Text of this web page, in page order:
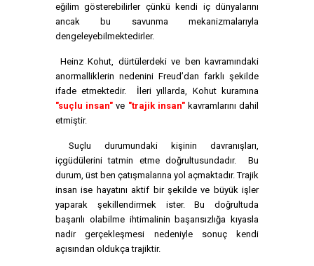
eğilim gösterebilirler çünkü kendi iç dünyalarını
ancak bu savunma mekanizmalarıyla
dengeleyebilmektedirler.
Heinz Kohut, dürtülerdeki ve ben kavramındaki
anormalliklerin nedenini Freud’dan farklı şekilde
ifade etmektedir. İleri yıllarda, Kohut kuramına
"suçlu insan" ve "trajik insan"kavramlarını dahil
etmiştir.
Suçlu durumundaki kişinin davranışları,
içgüdülerini tatmin etme doğrultusundadır. Bu
durum, üst ben çatışmalarına yol açmaktadır. Trajik
insan ise hayatını aktif bir şekilde ve büyük işler
yaparak şekillendirmek ister. Bu doğrultuda
başarılı olabilme ihtimalinin başarısızlığa kıyasla
nadir gerçekleşmesi nedeniyle sonuç kendi
açısından oldukça trajiktir.